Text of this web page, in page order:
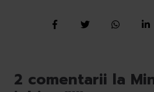
2 comentarii la